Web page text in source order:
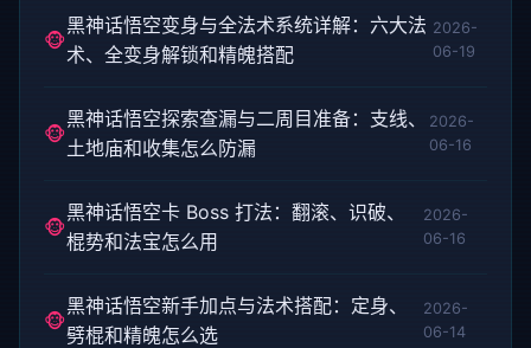
🐵
黑神话悟空变身与全法术系统详解：六大法
术、全变身解锁和精魄搭配
2026-
06-19
🐵
黑神话悟空探索查漏与二周目准备：支线、
土地庙和收集怎么防漏
2026-
06-16
🐵
黑神话悟空卡 Boss 打法：翻滚、识破、
棍势和法宝怎么用
2026-
06-16
🐵
黑神话悟空新手加点与法术搭配：定身、
劈棍和精魄怎么选
2026-
06-14